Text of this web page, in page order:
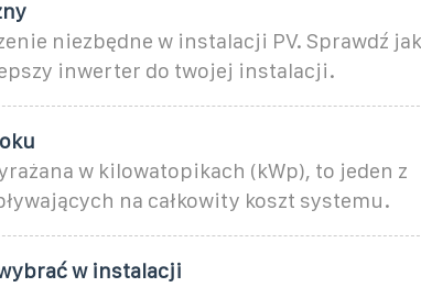
niezbędne w instalacji PV. Sprawdź
inwerter do twojej instalacji.
w kilowatopikach (kWp), to jeden z
na całkowity koszt systemu.
w instalacji